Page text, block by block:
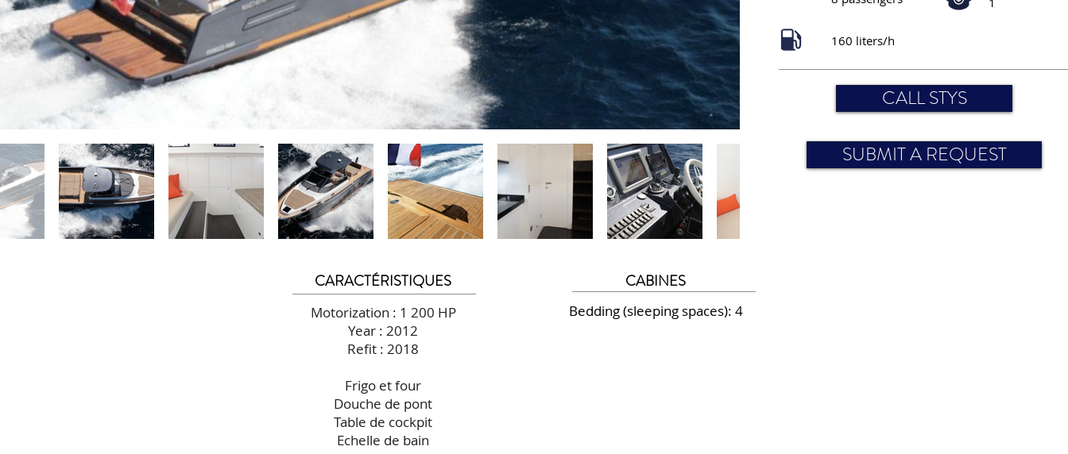
CARACTÉRISTIQUES
Motorization : 1 200 HP
Year : 2012
Refit : 2018
Frigo et four
Douche de pont
Table de cockpit
Echelle de bain
CABINES
Bedding (sleeping spaces): 4
160 liters/h
CALL STYS
SUBMIT A REQUEST